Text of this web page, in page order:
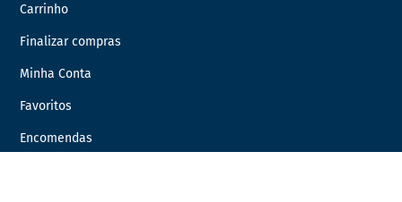
Carrinho
Finalizar compras
Minha Conta
Favoritos
Encomendas